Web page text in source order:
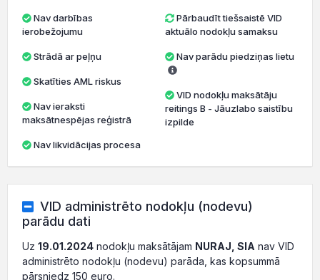
ierobežojumu
Strādā ar peļņu
Skatīties AML riskus
maksātnespējas reģistrā
Nav likvidācijas procesa
Pārbaudīt tiešsaistē VID
aktuālo nodokļu samaksu
Nav parādu piedziņas lietu
VID nodokļu maksātāju
reitings B - Jāuzlabo saistību
izpilde
VID administrēto nodokļu (nodevu)
parādu dati
Uz 19.01.2024 nodokļu maksātājam NURAJ, SIA nav VID
administrēto nodokļu (nodevu) parāda, kas kopsummā
pārsniedz 150 euro.